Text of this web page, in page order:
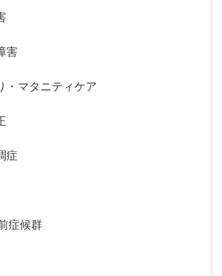
害
・マタニティケア
症
症候群